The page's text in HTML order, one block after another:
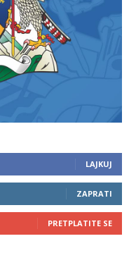
LAJKUJ
ZAPRATI
PRETPLATITE SE